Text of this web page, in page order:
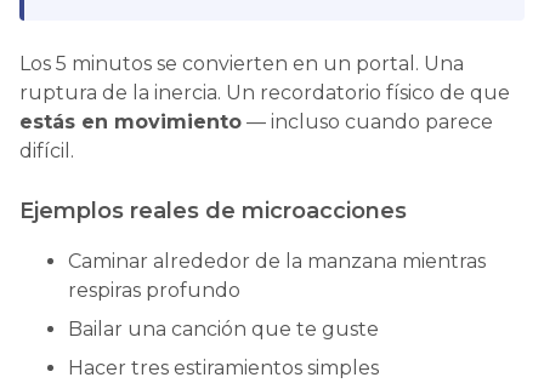
Los 5 minutos se convierten en un portal. Una
ruptura de la inercia. Un recordatorio físico de que
estás en movimiento — incluso cuando parece
difícil.
Ejemplos reales de microacciones
Caminar alrededor de la manzana mientras
respiras profundo
Bailar una canción que te guste
Hacer tres estiramientos simples